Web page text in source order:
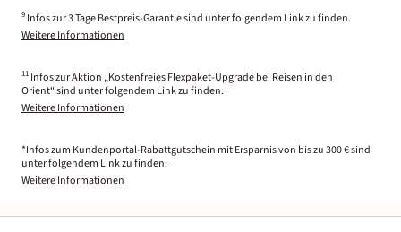
9 Infos zur 3 Tage Bestpreis-Garantie sind unter folgendem Link zu finden.
Weitere Informationen
11 Infos zur Aktion „Kostenfreies Flexpaket-Upgrade bei Reisen in den
Orient“ sind unter folgendem Link zu finden:
Weitere Informationen
*Infos zum Kundenportal-Rabattgutschein mit Ersparnis von bis zu 300 € sind
unter folgendem Link zu finden:
Weitere Informationen